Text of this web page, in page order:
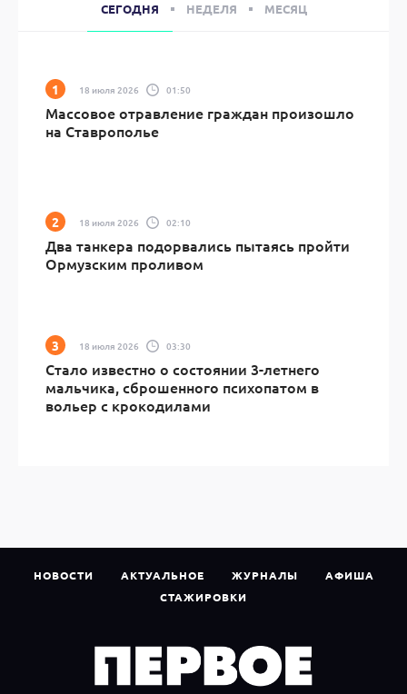
СЕГОДНЯ НЕДЕЛЯ МЕСЯЦ
18 июля 2026 01:50
Массовое отравление граждан произошло
на Ставрополье
18 июля 2026 02:10
Два танкера подорвались пытаясь пройти
Ормузским проливом
18 июля 2026 03:30
Стало известно о состоянии 3-летнего
мальчика, сброшенного психопатом в
вольер с крокодилами
НОВОСТИ АКТУАЛЬНОЕ ЖУРНАЛЫ
АФИША
СТАЖИРОВКИ